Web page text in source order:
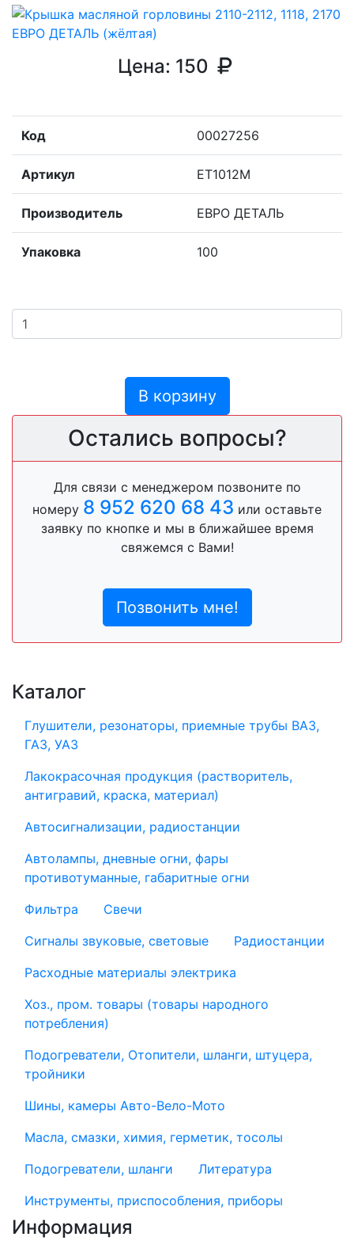
Цена: 150
Код 00027256
Артикул ET1012M
Производитель ЕВРО ДЕТАЛЬ
Упаковка 100
В корзину
Остались вопросы?
Для связи с менеджером позвоните по
номеру 8 952 620 68 43 или оставьте
заявку по кнопке и мы в ближайшее время
свяжемся с Вами!
Позвонить мне!
Каталог
Глушители, резонаторы, приемные трубы ВАЗ,
ГАЗ, УАЗ
Лакокрасочная продукция (растворитель,
антигравий, краска, материал)
Автосигнализации, радиостанции
Автолампы, дневные огни, фары
противотуманные, габаритные огни
Фильтра
Свечи
Сигналы звуковые, световые
Радиостанции
Расходные материалы электрика
Хоз., пром. товары (товары народного
потребления)
Подогреватели, Отопители, шланги, штуцера,
тройники
Шины, камеры Авто-Вело-Мото
Масла, смазки, химия, герметик, тосолы
Подогреватели, шланги
Литература
Инструменты, приспособления, приборы
Информация